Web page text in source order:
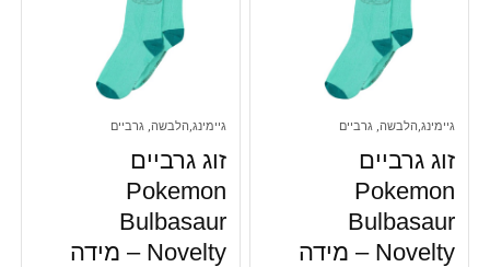
גיימינג,הלבשה, גרביים
זוג גרביים
Pokemon
Bulbasaur
Novelty – מידה
גיימינג,הלבשה, גרביים
זוג גרביים
Pokemon
Bulbasaur
Novelty – מידה